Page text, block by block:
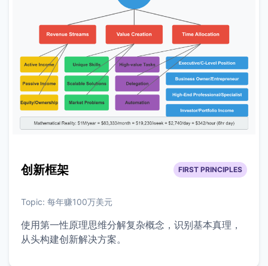
创新框架 FIRST PRINCIPLES
Topic: 每年赚100万美元
使用第一性原理思维分解复杂概念，识别基本真理，
从头构建创新解决方案。